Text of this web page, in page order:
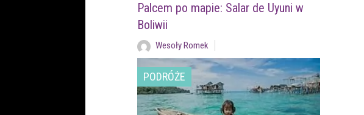
Palcem po mapie: Salar de Uyuni w
Boliwii
Wesoły Romek
PODRÓŻE